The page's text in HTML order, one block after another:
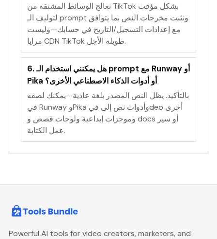
نعالج الوسائط المشتقة من TikTok بشكل مؤقت
لتوليف الـ prompt ونثبت مخرجات النص بما يتوافق
مع إعدادات التسجيل/التاريخ في حسابك—وليست
مرايا CDN TikTok طويلة الأجل.
6. هل يمكنني استخدام الـ prompt مع Runway أو
Pika أو أدوات الذكاء الاصطناعي الأخرى؟
بالتأكيد. يظل النص المصدر بلغة عادية—يمكنك لصقه
في Runway وPika وأدوات نص إلى فيdeo أخرى
وموجزات إبداعية ولوحات قصص و docs أو سير
عمل الكتابة.
Powerful AI tools for video creators, marketers, and